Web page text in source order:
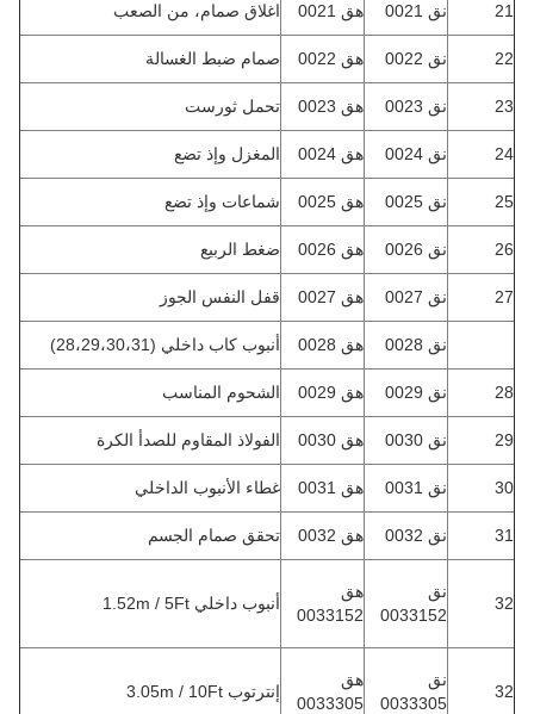
21 نق 0021 هق 0021 اغلاق صمام، من الصعب
22 نق 0022 هق 0022 صمام ضبط الغسالة
23 نق 0023 هق 0023 تحمل ثورست
24 نق 0024 هق 0024 المغزل وإذ تضع
25 نق 0025 هق 0025 شماعات وإذ تضع
26 نق 0026 هق 0026 ضغط الربيع
27 نق 0027 هق 0027 قفل النفس الجوز
نق 0028 هق 0028 أنبوب كاب داخلي (28،29،30،31)
28 نق 0029 هق 0029 الشحوم المناسب
29 نق 0030 هق 0030 الفولاذ المقاوم للصدأ الكرة
30 نق 0031 هق 0031 غطاء الأنبوب الداخلي
31 نق 0032 هق 0032 تحقق صمام الجسم
32
نق
0033152
هق
0033152
أنبوب داخلي 1.52m / 5Ft
32
نق
0033305
هق
0033305
إنترتوب 3.05m / 10Ft